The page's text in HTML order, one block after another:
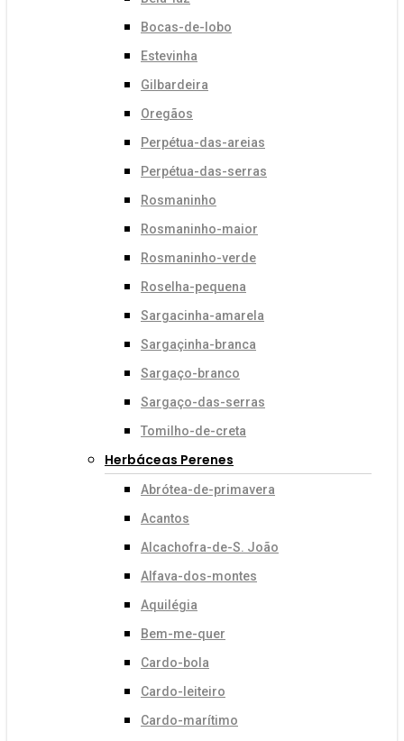
Bocas-de-lobo
Estevinha
Gilbardeira
Oregãos
Perpétua-das-areias
Perpétua-das-serras
Rosmaninho
Rosmaninho-maior
Rosmaninho-verde
Roselha-pequena
Sargacinha-amarela
Sargaçinha-branca
Sargaço-branco
Sargaço-das-serras
Tomilho-de-creta
Herbáceas Perenes
Abrótea-de-primavera
Acantos
Alcachofra-de-S. João
Alfava-dos-montes
Aquilégia
Bem-me-quer
Cardo-bola
Cardo-leiteiro
Cardo-marítimo